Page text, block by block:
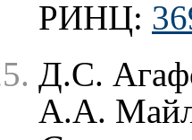
РИНЦ:
Д.С.
А.А.